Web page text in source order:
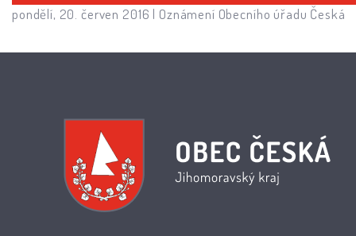
pondělí, 20. červen 2016 | Oznámení Obecního úřadu Česká